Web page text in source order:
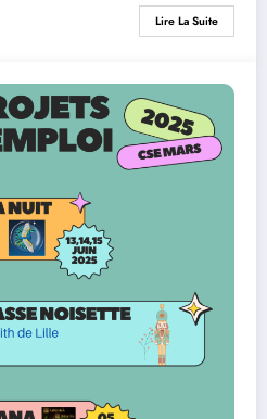
Lire La Suite